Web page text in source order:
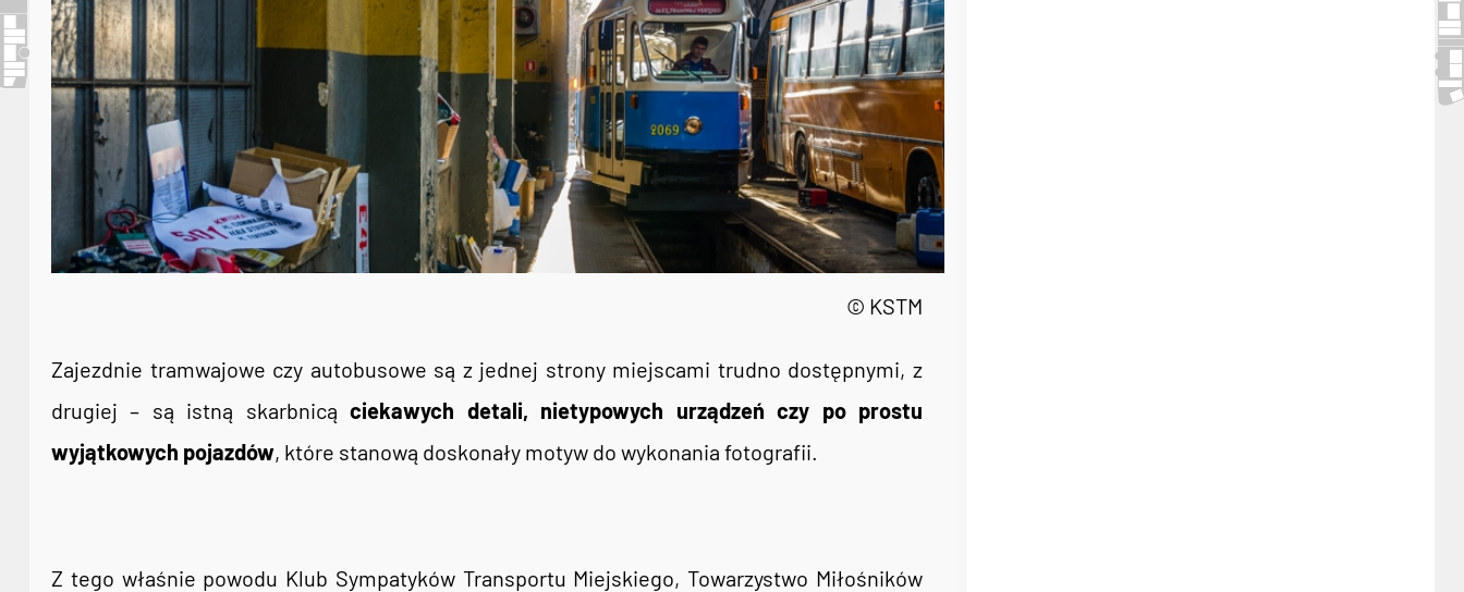
© KSTM
Zajezdnie tramwajowe czy autobusowe są z jednej strony miejscami trudno dostępnymi, z
drugiej – są istną skarbnicąciekawych detali, nietypowych urządzeń czy po prostu
wyjątkowych pojazdów, które stanową doskonały motyw do wykonania fotografii.
Z tego właśnie powodu Klub Sympatyków Transportu Miejskiego, Towarzystwo Miłośników